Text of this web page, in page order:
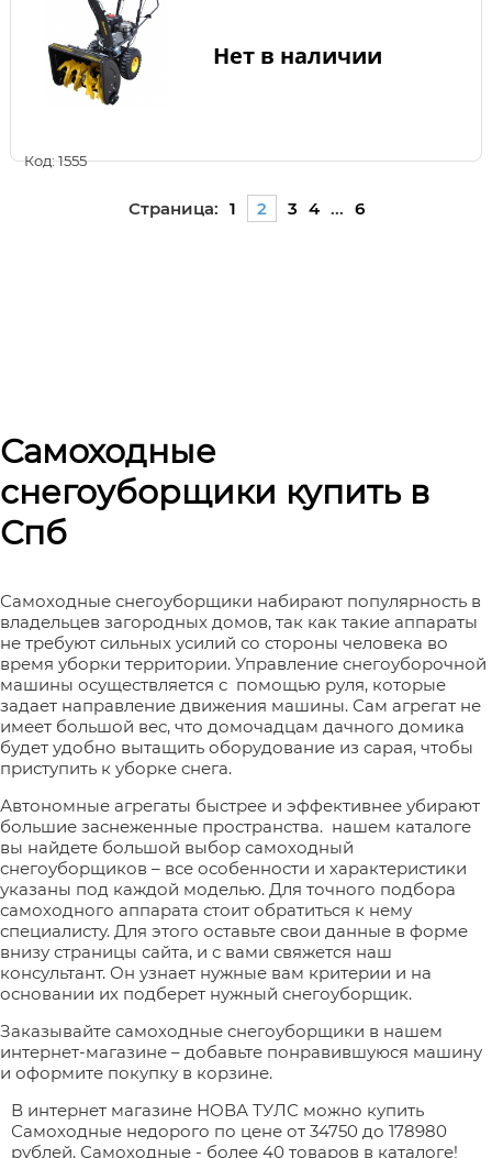
Код: 1555
Нет в наличии
Страница: 1 2 3 4 ... 6
Самоходные
снегоуборщики купить в
Спб
Самоходные снегоуборщики набирают популярность в
владельцев загородных домов, так как такие аппараты
не требуют сильных усилий со стороны человека во
время уборки территории. Управление снегоуборочной
машины осуществляется с помощью руля, которые
задает направление движения машины. Сам агрегат не
имеет большой вес, что домочадцам дачного домика
будет удобно вытащить оборудование из сарая, чтобы
приступить к уборке снега.
Автономные агрегаты быстрее и эффективнее убирают
большие заснеженные пространства. нашем каталоге
вы найдете большой выбор самоходный
снегоуборщиков – все особенности и характеристики
указаны под каждой моделью. Для точного подбора
самоходного аппарата стоит обратиться к нему
специалисту. Для этого оставьте свои данные в форме
внизу страницы сайта, и с вами свяжется наш
консультант. Он узнает нужные вам критерии и на
основании их подберет нужный снегоуборщик.
Заказывайте самоходные снегоуборщики в нашем
интернет-магазине – добавьте понравившуюся машину
и оформите покупку в корзине.
В интернет магазине НОВА ТУЛС можно купить
Самоходные недорого по цене от 34750 до 178980
рублей. Самоходные - более 40 товаров в каталоге!